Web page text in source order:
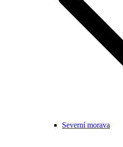
Severní morava